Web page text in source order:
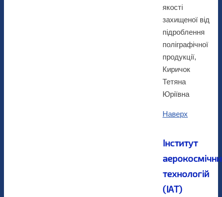
якості
захищеної від
підроблення
поліграфічної
продукції,
Киричок
Тетяна
Юріївна
Наверх
Інститут
технологій
(ІАТ)